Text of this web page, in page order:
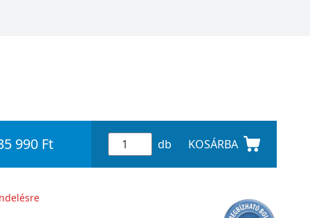
990 Ft db KOSÁRBA